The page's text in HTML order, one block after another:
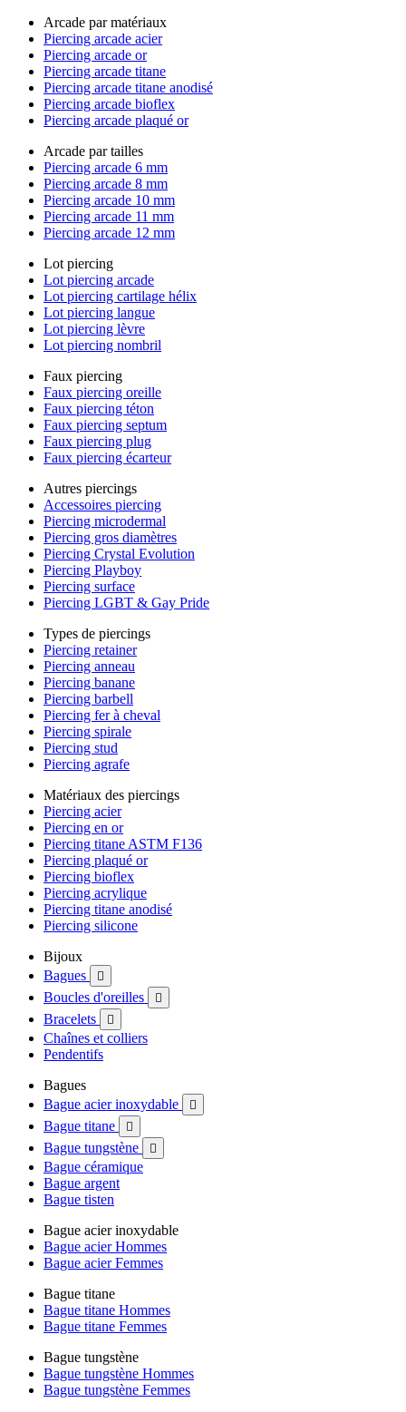
Arcade par matériaux
Piercing arcade acier
Piercing arcade or
Piercing arcade titane
Piercing arcade titane anodisé
Piercing arcade bioflex
Piercing arcade plaqué or
Arcade par tailles
Piercing arcade 6 mm
Piercing arcade 8 mm
Piercing arcade 10 mm
Piercing arcade 11 mm
Piercing arcade 12 mm
Lot piercing
Lot piercing arcade
Lot piercing cartilage hélix
Lot piercing langue
Lot piercing lèvre
Lot piercing nombril
Faux piercing
Faux piercing oreille
Faux piercing téton
Faux piercing septum
Faux piercing plug
Faux piercing écarteur
Autres piercings
Accessoires piercing
Piercing microdermal
Piercing gros diamètres
Piercing Crystal Evolution
Piercing Playboy
Piercing surface
Piercing LGBT & Gay Pride
Types de piercings
Piercing retainer
Piercing anneau
Piercing banane
Piercing barbell
Piercing fer à cheval
Piercing spirale
Piercing stud
Piercing agrafe
Matériaux des piercings
Piercing acier
Piercing en or
Piercing titane ASTM F136
Piercing plaqué or
Piercing bioflex
Piercing acrylique
Piercing titane anodisé
Piercing silicone
Bijoux
Bagues

Boucles d'oreilles 
Bracelets 
Chaînes et colliers
Pendentifs
Bagues
Bague acier inoxydable

Bague titane 
Bague tungstène 
Bague céramique
Bague argent
Bague tisten
Bague acier inoxydable
Bague acier Hommes
Bague acier Femmes
Bague titane
Bague titane Hommes
Bague titane Femmes
Bague tungstène
Bague tungstène Hommes
Bague tungstène Femmes